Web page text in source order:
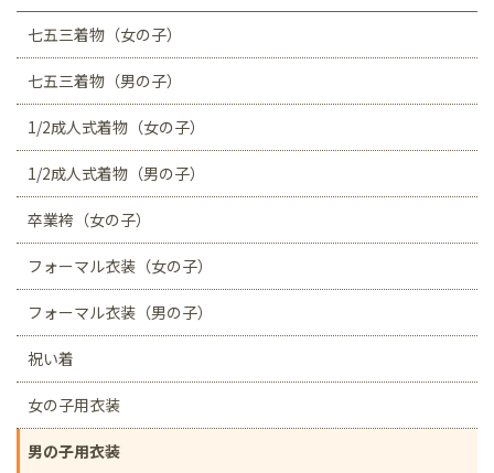
七五三着物（女の子）
七五三着物（男の子）
1/2成人式着物（女の子）
1/2成人式着物（男の子）
卒業袴（女の子）
フォーマル衣装（女の子）
フォーマル衣装（男の子）
祝い着
女の子用衣装
男の子用衣装